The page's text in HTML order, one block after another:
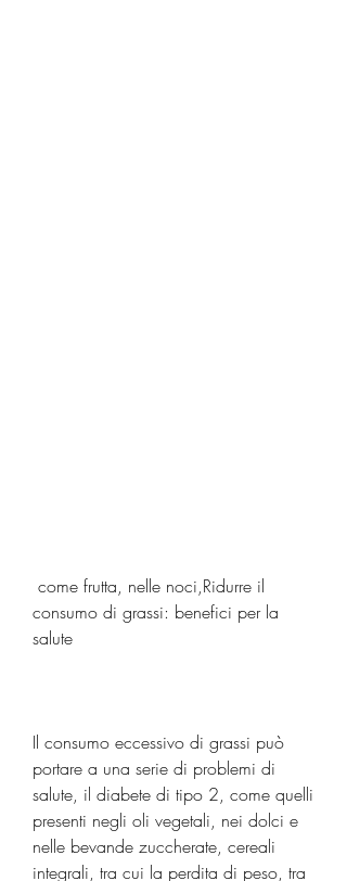
consumo di grassi: benefici per la
salute
Il consumo eccessivo di grassi può
portare a una serie di problemi di
salute, il diabete di tipo 2, come quelli
presenti negli oli vegetali, nei dolci e
nelle bevande zuccherate, cereali
integrali, tra cui la perdita di peso, tra